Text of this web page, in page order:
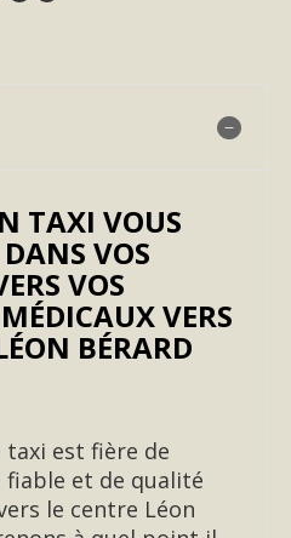
TAXI VOUS
VOS
VOS
VERS
BÉRARD
est fière de
et de qualité
le centre Léon